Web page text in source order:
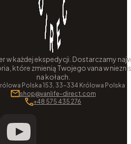
w każdej ekspedycji. Dostarczamy
które zmienią Twojego vana w
na kołach.
Polska 153, 33-334 Królowa Polska
shop@vanlife-direct.com
+48 575 435 276